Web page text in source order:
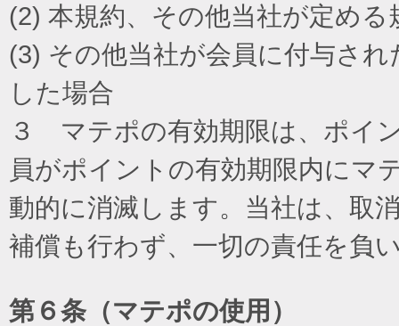
(2) 本規約、その他当社が定め
(3) その他当社が会員に付与さ
した場合
３ マテポの有効期限は、ポイ
員がポイントの有効期限内にマ
動的に消滅します。当社は、取
補償も行わず、一切の責任を負
第６条（マテポの使用）